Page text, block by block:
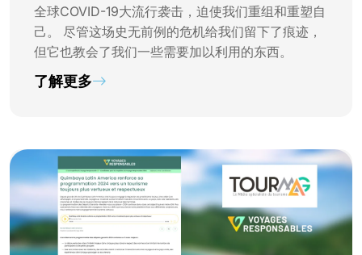
全球COVID-19大流行袭击，迫使我们重组和重塑自
己。 尽管这场史无前例的危机给我们留下了痕迹，
但它也教会了我们一些需要加以利用的东西。
了解更多